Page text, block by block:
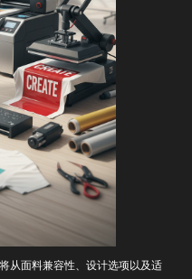
从面料兼容性、设计选项以及适